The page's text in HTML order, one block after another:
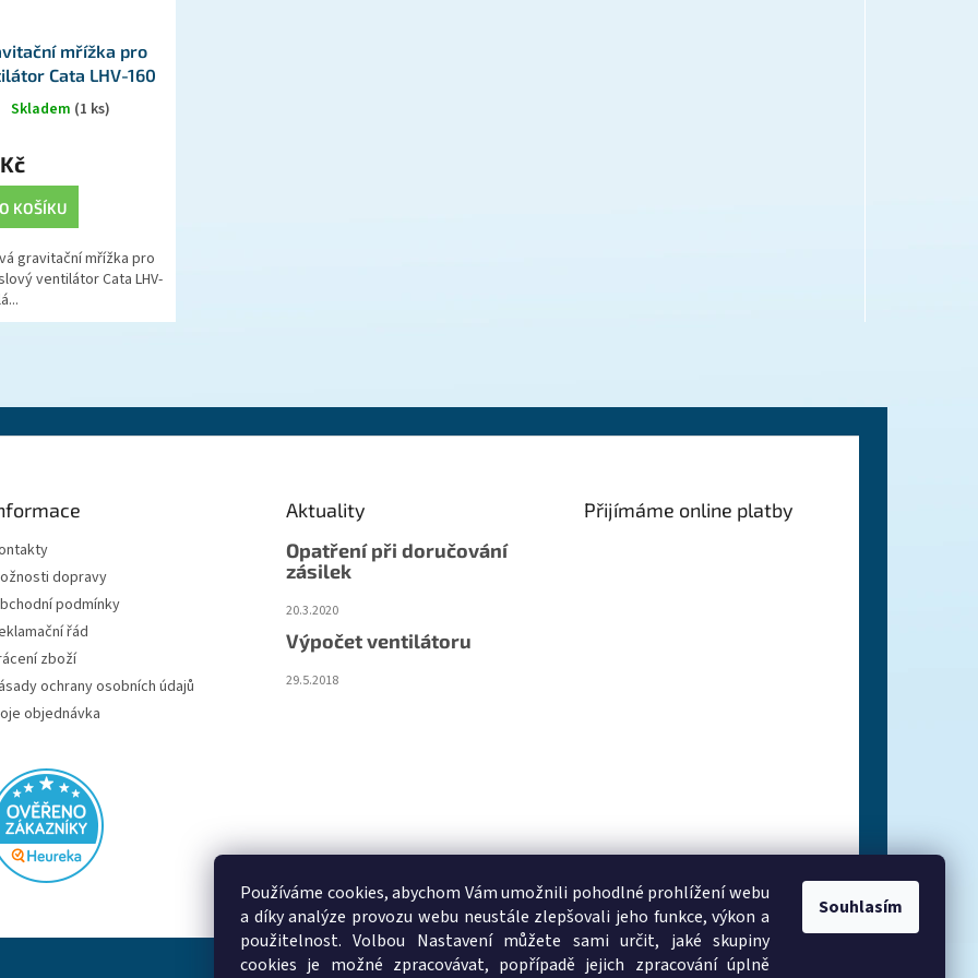
Používáme cookies, abychom Vám umožnili pohodlné prohlížení webu
a díky analýze provozu webu neustále zlepšovali jeho funkce, výkon a
použitelnost. Volbou Nastavení můžete sami určit, jaké skupiny
cookies je možné zpracovávat, popřípadě jejich zpracování úplně
Souhlasím
mřížka pro
Cata LHV-160
Skladem (1 ks)
KOŠÍKU
gravitační mřížka pro
ventilátor Cata LHV-
dopravy
podmínky
řád
zboží
ochrany osobních údajů
objednávka
Aktuality
Opatření při doručování
zásilek
20.3.2020
Výpočet ventilátoru
29.5.2018
Přijímáme online platby